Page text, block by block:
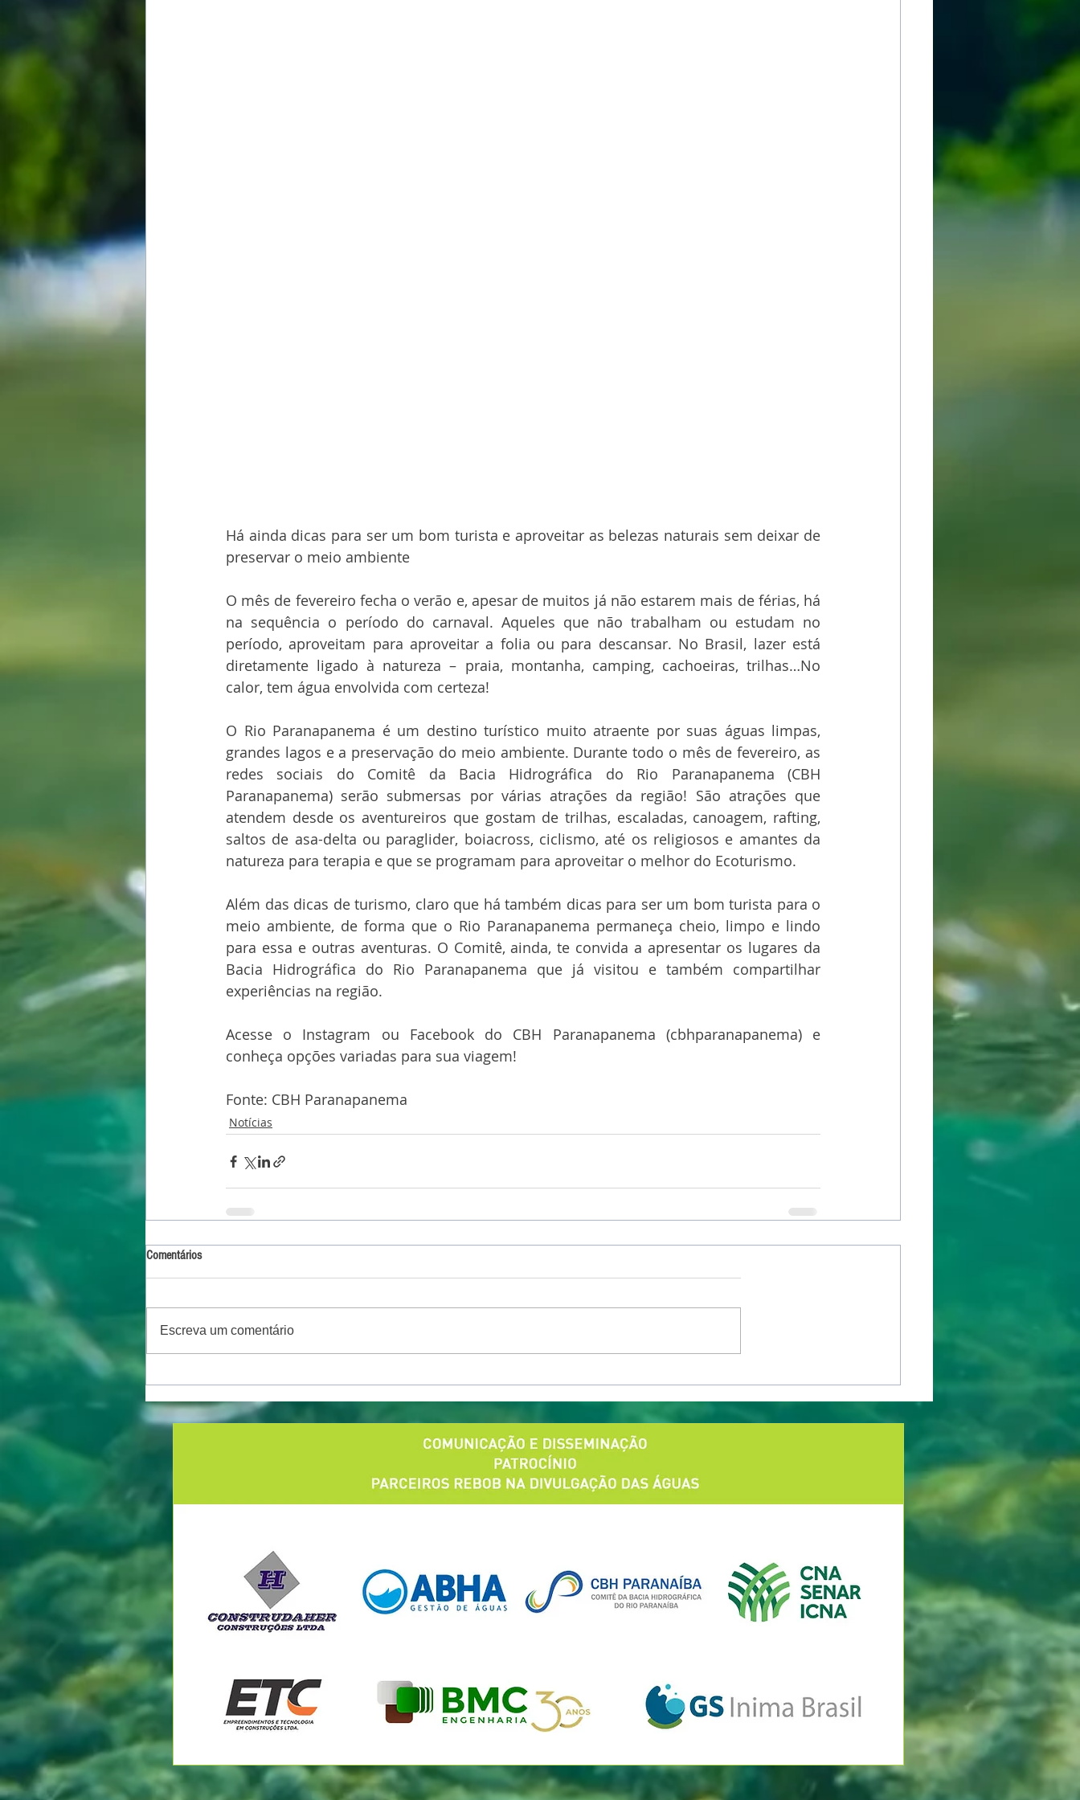
Há ainda dicas para ser um bom turista e aproveitar as belezas naturais sem deixar de
preservar o meio ambiente
O mês de fevereiro fecha o verão e, apesar de muitos já não estarem mais de férias, há
na sequência o período do carnaval. Aqueles que não trabalham ou estudam no
período, aproveitam para aproveitar a folia ou para descansar. No Brasil, lazer está
diretamente ligado à natureza – praia, montanha, camping, cachoeiras, trilhas…No
calor, tem água envolvida com certeza!
O Rio Paranapanema é um destino turístico muito atraente por suas águas limpas,
grandes lagos e a preservação do meio ambiente. Durante todo o mês de fevereiro, as
redes sociais do Comitê da Bacia Hidrográfica do Rio Paranapanema (CBH
Paranapanema) serão submersas por várias atrações da região! São atrações que
atendem desde os aventureiros que gostam de trilhas, escaladas, canoagem, rafting,
saltos de asa-delta ou paraglider, boiacross, ciclismo, até os religiosos e amantes da
natureza para terapia e que se programam para aproveitar o melhor do Ecoturismo.
Além das dicas de turismo, claro que há também dicas para ser um bom turista para o
meio ambiente, de forma que o Rio Paranapanema permaneça cheio, limpo e lindo
para essa e outras aventuras. O Comitê, ainda, te convida a apresentar os lugares da
Bacia Hidrográfica do Rio Paranapanema que já visitou e também compartilhar
experiências na região.
Acesse o Instagram ou Facebook do CBH Paranapanema (cbhparanapanema) e
conheça opções variadas para sua viagem!
Fonte: CBH Paranapanema
Notícias
Comentários
Escreva um comentário